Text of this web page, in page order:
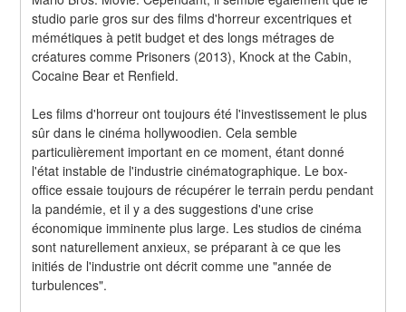
studio parie gros sur des films d'horreur excentriques et
mémétiques à petit budget et des longs métrages de
créatures comme Prisoners (2013), Knock at the Cabin,
Cocaine Bear et Renfield.
Les films d'horreur ont toujours été l'investissement le plus
sûr dans le cinéma hollywoodien. Cela semble
particulièrement important en ce moment, étant donné
l'état instable de l'industrie cinématographique. Le box-
office essaie toujours de récupérer le terrain perdu pendant
la pandémie, et il y a des suggestions d'une crise
économique imminente plus large. Les studios de cinéma
sont naturellement anxieux, se préparant à ce que les
initiés de l'industrie ont décrit comme une "année de
turbulences".